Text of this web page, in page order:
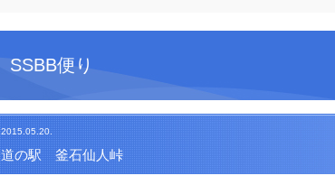
SSBB便り
2015.05.20.
道の駅 釜石仙人峠